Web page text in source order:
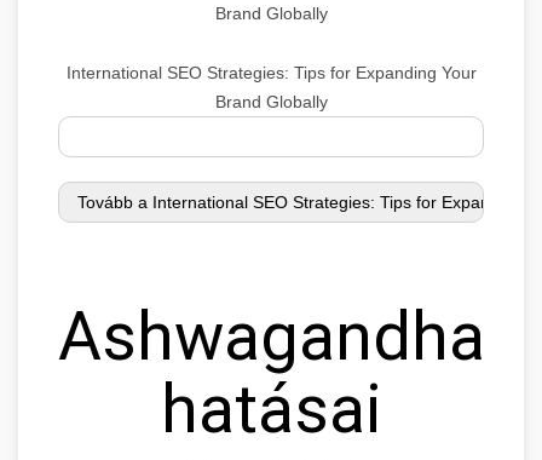
Brand Globally
International SEO Strategies: Tips for Expanding Your
Brand Globally
Ashwagandha
hatásai